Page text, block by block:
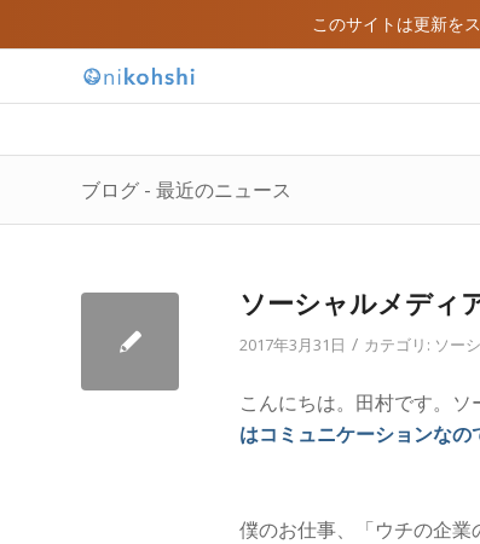
このサイトは更新を
ブログ - 最近のニュース
ソーシャルメディ
2017年3月31日 / カテゴリ: ソー
こんにちは。田村です。ソ
はコミュニケーションなの
僕のお仕事、「ウチの企